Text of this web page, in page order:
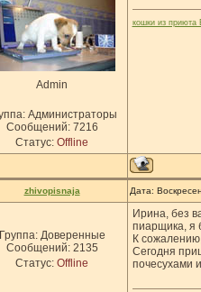
Admin
Администраторы
Сообщений: 7216
Статус: Offline
кошки из
zhivopisnaja Дата:
Доверенные
Сообщений: 2135
Статус: Offline
Ирина, без
пиарщика, я
К
Сегодня
почесухами